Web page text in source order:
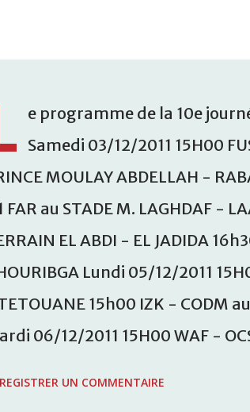
e programme de la 10e
Samedi 03/12/2011 15H00
MOULAY ABDELLAH -
FAR au STADE M. LAGHDAF -
EL ABDI - EL JADIDA
Lundi 05/12/2011
15h00 IZK - CODM
06/12/2011 15H00 WAF -
UN COMMENTAIRE